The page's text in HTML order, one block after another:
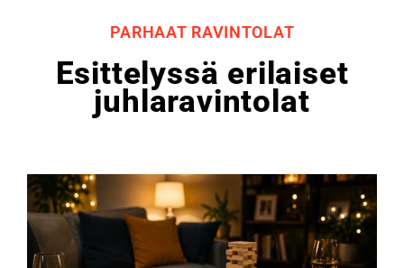
PARHAAT RAVINTOLAT
Esittelyssä erilaiset
juhlaravintolat